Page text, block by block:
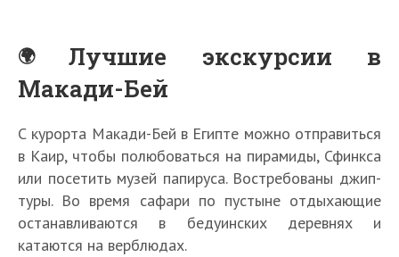
Лучшие экскурсии в
Макади-Бей
С курорта Макади-Бей в Египте можно отправиться
в Каир, чтобы полюбоваться на пирамиды, Сфинкса
или посетить музей папируса. Востребованы джип-
туры. Во время сафари по пустыне отдыхающие
останавливаются в бедуинских деревнях и
катаются на верблюдах.